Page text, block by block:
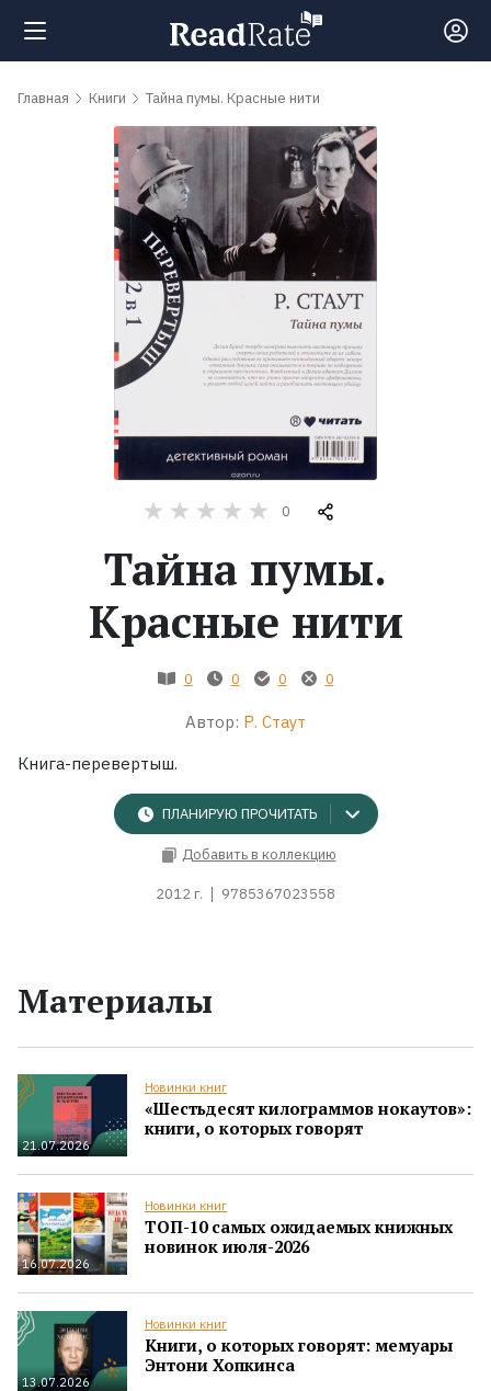
Поиск
Рейтинги
обсуждаемые
Экранизации
Главная Книги Тайна пумы. Красные нити
0
Тайна пумы.
Красные нити
0 0 0 0
Автор: Р. Стаут
Книга-перевертыш.
ПЛАНИРУЮ ПРОЧИТАТЬ
Добавить в коллекцию
2012 г. 9785367023558
Материалы
21.07.2026
Новинки книг
«Шестьдесят килограммов нокаутов»:
книги, о которых говорят
16.07.2026
Новинки книг
ТОП-10 самых ожидаемых книжных
новинок июля-2026
13.07.2026
Новинки книг
Книги, о которых говорят: мемуары
Энтони Хопкинса